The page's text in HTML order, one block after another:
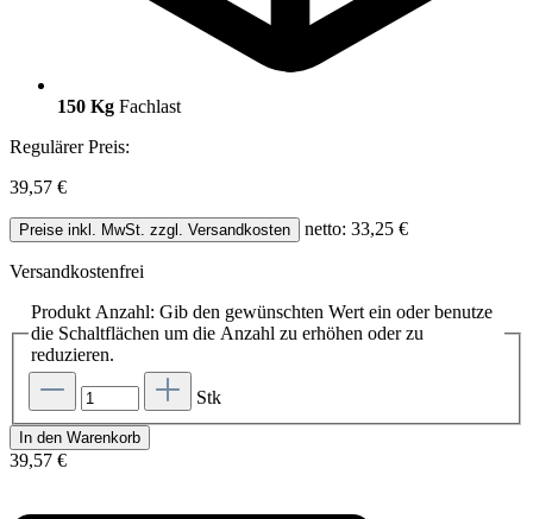
150 Kg Fachlast
Regulärer Preis:
39,57 €
Preise inkl. MwSt. zzgl. Versandkosten netto: 33,25 €
Versandkostenfrei
Produkt Anzahl: Gib den gewünschten Wert ein oder benutze
die Schaltflächen um die Anzahl zu erhöhen oder zu
reduzieren.
Stk
In den Warenkorb
39,57 €